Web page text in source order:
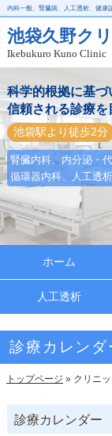
内科一般、腎臓病、人工透析、健康
池袋久野ク
Ikebukuro Kuno Clinic
科学的根拠に基づ
信頼される診療
池袋駅より徒歩2分
腎臓内科、内分泌・
循環器内科、人工透
ホーム
人工透析
診療カレンダ
トップページ » クリニ
診療カレンダー